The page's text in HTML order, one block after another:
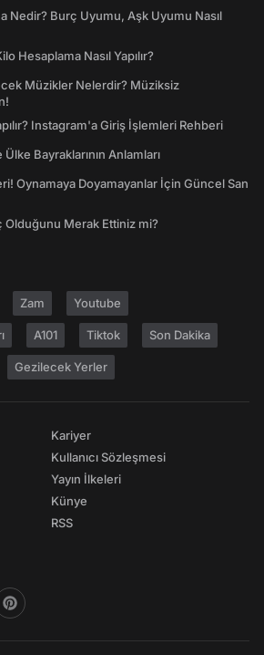
Nedir? Burç Uyumu, Aşk Uyumu Nasıl
Hesaplama Nasıl Yapılır?
Müzikler Nelerdir? Müziksiz
Instagram'a Giriş İşlemleri Rehberi
Bayraklarının Anlamları
Oynamaya Doyamayanlar İçin Güncel San
Olduğunu Merak Ettiniz mi?
Zam Youtube
A101 Tiktok Son Dakika
Gezilecek Yerler
Kariyer
Kullanıcı Sözleşmesi
Yayın İlkeleri
Künye
RSS